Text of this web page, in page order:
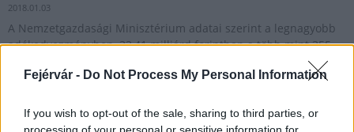
Fejérvár - Do Not Process My Personal Information
If you wish to opt-out of the sale, sharing to third parties, or
2018.01.03
A Nemzetgazdasági Minisztérium adatai szerint a legnagyobb
adókedvezményben, 33,41 milliárd forintban a több mint 355
ezer 55 év feletti munkavállaló foglalkoztatásáért részesültek a
cégek.